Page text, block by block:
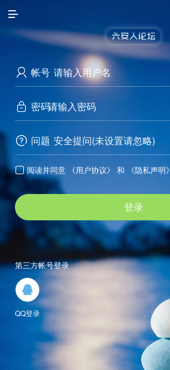

 帐号
 密码
 问题 安全提问(未设置请忽略)
 阅读并同意 《用户协议》 和 《隐私声明》
登录
第三方帐号登录

QQ登录